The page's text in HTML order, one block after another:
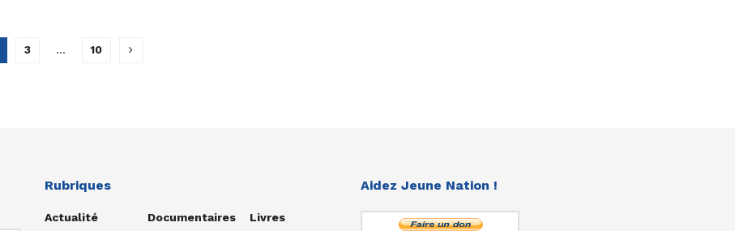
3 … 10
Rubriques
Actualité
Documentaires
Livres
Aidez Jeune Nation !